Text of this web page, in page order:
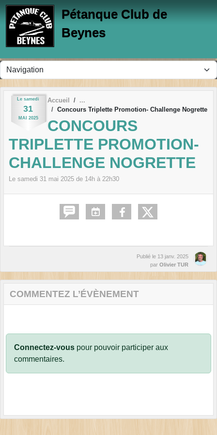
Pétanque Club de
Beynes
Le samedi
31
MAI 2025
Accueil
Concours Triplette Promotion- Challenge Nogrette
CONCOURS
TRIPLETTE PROMOTION-
CHALLENGE NOGRETTE
Le samedi 31 mai 2025 de 14h à 22h30
Publié le 13 janv. 2025
par Olivier TUR
COMMENTEZ L’ÉVÈNEMENT
Connectez-vous pour pouvoir participer aux
commentaires.
Panneau de gestion des cookies